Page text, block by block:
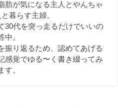
肪が気になる主人とやんちゃ
暮らす主婦。
30代を突っ走るだけでいいの
中。
振り返るため、認めてあげる
感覚でゆる〜く書き綴ってみ
す。